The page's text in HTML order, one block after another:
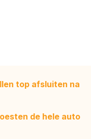
top afsluiten na
de hele auto